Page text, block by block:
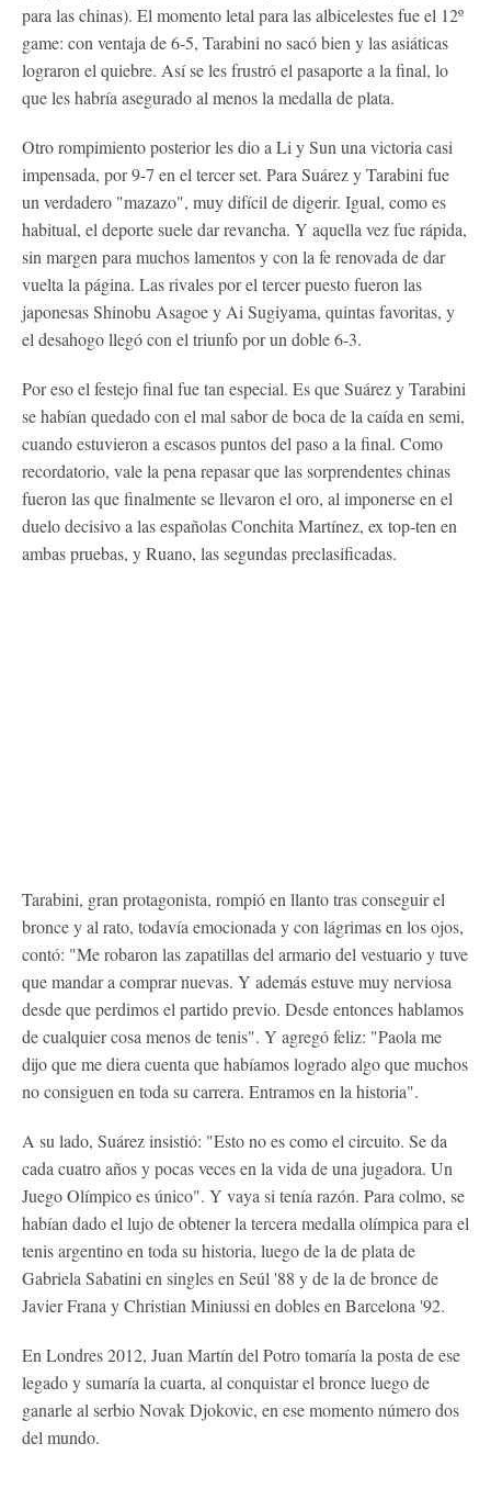
para las chinas). El momento letal para las albicelestes fue el 12º
game: con ventaja de 6-5, Tarabini no sacó bien y las asiáticas
lograron el quiebre. Así se les frustró el pasaporte a la final, lo
que les habría asegurado al menos la medalla de plata.
Otro rompimiento posterior les dio a Li y Sun una victoria casi
impensada, por 9-7 en el tercer set. Para Suárez y Tarabini fue
un verdadero "mazazo", muy difícil de digerir. Igual, como es
habitual, el deporte suele dar revancha. Y aquella vez fue rápida,
sin margen para muchos lamentos y con la fe renovada de dar
vuelta la página. Las rivales por el tercer puesto fueron las
japonesas Shinobu Asagoe y Ai Sugiyama, quintas favoritas, y
el desahogo llegó con el triunfo por un doble 6-3.
Por eso el festejo final fue tan especial. Es que Suárez y Tarabini
se habían quedado con el mal sabor de boca de la caída en semi,
cuando estuvieron a escasos puntos del paso a la final. Como
recordatorio, vale la pena repasar que las sorprendentes chinas
fueron las que finalmente se llevaron el oro, al imponerse en el
duelo decisivo a las españolas Conchita Martínez, ex top-ten en
ambas pruebas, y Ruano, las segundas preclasificadas.
Tarabini, gran protagonista, rompió en llanto tras conseguir el
bronce y al rato, todavía emocionada y con lágrimas en los ojos,
contó: "Me robaron las zapatillas del armario del vestuario y tuve
que mandar a comprar nuevas. Y además estuve muy nerviosa
desde que perdimos el partido previo. Desde entonces hablamos
de cualquier cosa menos de tenis". Y agregó feliz: "Paola me
dijo que me diera cuenta que habíamos logrado algo que muchos
no consiguen en toda su carrera. Entramos en la historia".
A su lado, Suárez insistió: "Esto no es como el circuito. Se da
cada cuatro años y pocas veces en la vida de una jugadora. Un
Juego Olímpico es único". Y vaya si tenía razón. Para colmo, se
habían dado el lujo de obtener la tercera medalla olímpica para el
tenis argentino en toda su historia, luego de la de plata de
Gabriela Sabatini en singles en Seúl '88 y de la de bronce de
Javier Frana y Christian Miniussi en dobles en Barcelona '92.
En Londres 2012, Juan Martín del Potro tomaría la posta de ese
legado y sumaría la cuarta, al conquistar el bronce luego de
ganarle al serbio Novak Djokovic, en ese momento número dos
del mundo.